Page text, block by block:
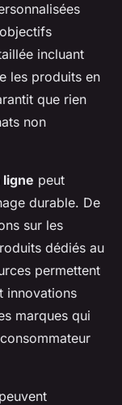
incluant
les produits en
que rien
non
peut
durable. De
sur les
dédiés au
permettent
innovations
marques qui